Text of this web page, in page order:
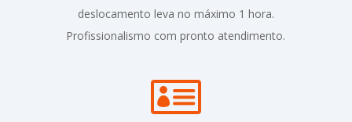
deslocamento leva no máximo 1 hora.
Profissionalismo com pronto atendimento.
